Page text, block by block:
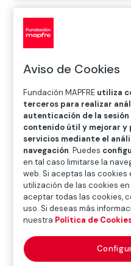
A
H
J K
O
P Q R
V
W X Y
annual
Aviso de Cookies
Fundación MAPFRE utiliza
terceros para realizar
autenticación de la
contenido útil y mejorar y
servicios mediante el
navegación. Puedes
en tal caso limitarse la
web. Si aceptas las
utilización de las cookies
aceptar todas las cookies,
uso. Si deseas más
nuestra Política de